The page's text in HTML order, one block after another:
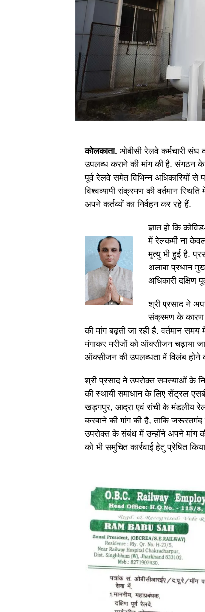
कोलकाता. ओबीसी रेलवे कर्मचारी
उपलब्ध कराने की मांग की है. संगठन के
पूर्व रेलवे समेत विभिन्न अधिकारियों
विश्वव्यापी संक्रमण की वर्तमान
अपने कर्तव्यों का निर्वहन कर रहे हैं.
ज्ञात हो कि
में रेलकर्मी ना
मृत्यु भी हुई है.
अलावा प्रधान
अधिकारी दक्षिण
श्री प्रसाद ने
संक्रमण के कारण
की मांग बढ़ती जा रही है. वर्तमान
मंगाकर मरीजों को ऑक्सीजन चढ़ाया
ऑक्सीजन की उपलब्धता में विलंब होने
श्री प्रसाद ने उपरोक्त समस्याओं के
की स्थायी समाधान के लिए सेंट्रल
खड़गपुर, आद्रा एवं रांची के मंडलीय
करवाने की मांग की है, ताकि
उपरोक्त के संबंध में उन्होंने अपने मांग
को भी समुचित कार्रवाई हेतु प्रेषित